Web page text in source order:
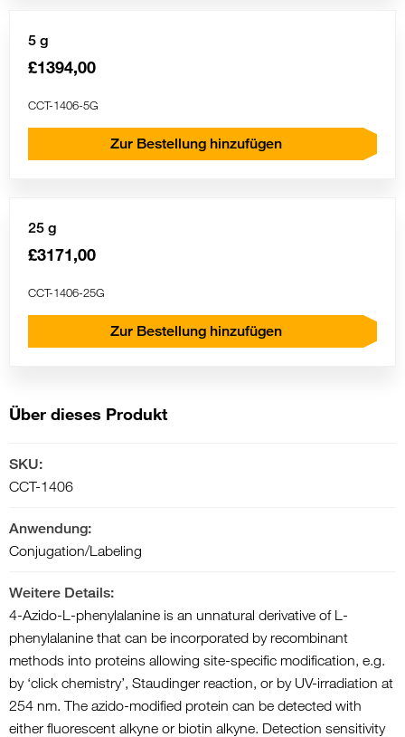
5 g
£1394,00
CCT-1406-5G
Zur Bestellung hinzufügen
25 g
£3171,00
CCT-1406-25G
Zur Bestellung hinzufügen
Über dieses Produkt
SKU:
CCT-1406
Anwendung:
Conjugation/Labeling
Weitere Details:
4-Azido-L-phenylalanine is an unnatural derivative of L-
phenylalanine that can be incorporated by recombinant
methods into proteins allowing site-specific modification, e.g.
by ‘click chemistry’, Staudinger reaction, or by UV-irradiation at
254 nm. The azido-modified protein can be detected with
either fluorescent alkyne or biotin alkyne. Detection sensitivity